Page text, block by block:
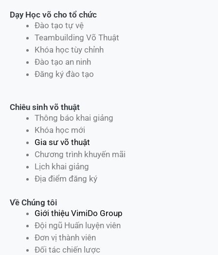
Dạy Học võ cho tổ chức
Đào tạo tự vệ
Teambuilding Võ Thuật
Khóa học tùy chỉnh
Đào tạo an ninh
Đăng ký đào tạo
Chiêu sinh võ thuật
Thông báo khai giảng
Khóa học mới
Gia sư võ thuật
Chương trình khuyến mãi
Lịch khai giảng
Địa điểm đăng ký
Về Chúng tôi
Giới thiệu VimiDo Group
Đội ngũ Huấn luyện viên
Đơn vị thành viên
Đối tác chiến lược